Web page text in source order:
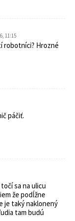
11:15
robotníci? Hrozné
páčiť.
sa na ulicu
že podĺžne
je taký naklonený
tam budú